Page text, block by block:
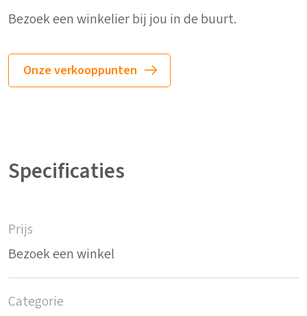
Bezoek een winkelier bij jou in de buurt.
Onze verkooppunten
Specificaties
Prijs
Bezoek een winkel
Categorie